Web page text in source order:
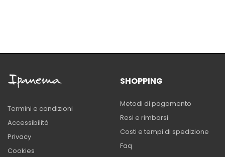
Termini e condizioni
Accessibilità
Privacy
Cookies
SHOPPING
Metodi di pagamento
Resi e rimborsi
Costi e tempi di spedizione
Faq